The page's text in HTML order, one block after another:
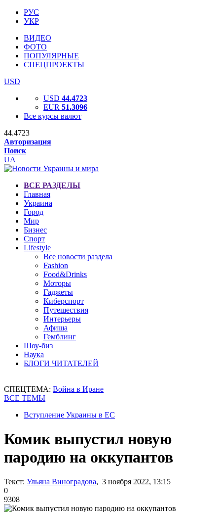
РУС
УКР
ВИДЕО
ФОТО
ПОПУЛЯРНЫЕ
СПЕЦПРОЕКТЫ
USD
USD 44.4723
EUR 51.3096
Все курсы валют
44.4723
Авторизация
Поиск
UA
ВСЕ РАЗДЕЛЫ
Главная
Украина
Город
Мир
Бизнес
Спорт
Lifestyle
Все новости раздела
Fashion
Food&Drinks
Моторы
Гаджеты
Киберспорт
Путешествия
Интерьеры
Афиша
Гемблинг
Шоу-биз
Наука
БЛОГИ ЧИТАТЕЛЕЙ
СПЕЦТЕМА: Война в Иране
ВСЕ ТЕМЫ
Вступление Украины в ЕС
Комик выпустил новую
пародию на оккупантов
Текст: Ульяна Виноградова, 3 ноября 2022, 13:15
0
9308